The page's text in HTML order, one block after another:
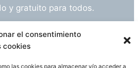
el consentimiento
cookies
las cookies para almacenar y/o acceder a
y gratuito para todos.
o sugerencia? Escríbeme